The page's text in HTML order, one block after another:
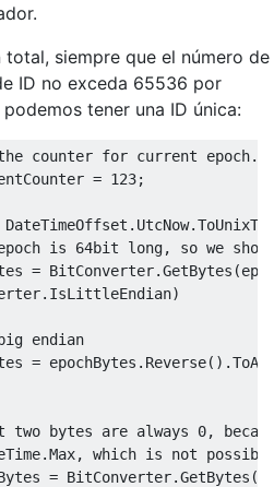
total, siempre que el número de
ID no exceda 65536 por
tener una ID única:
counter for current epoch.
= 123;
is 64bit long, so we
endian
=
bytes are always 0,
which is not